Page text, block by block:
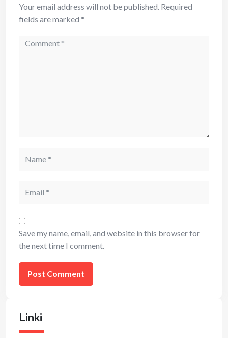
Your email address will not be published. Required
fields are marked *
Comment
Save my name, email, and website in this browser for
the next time I comment.
Linki